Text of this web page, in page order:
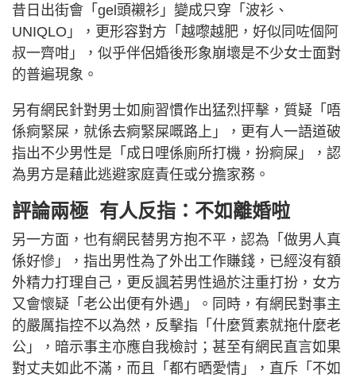
昔日出街會「gel頭襯衫」變成只穿「波衫、
UNIQLO」，更形容對方「越嚟越肥，好似同咗個阿
叔一齊咁」，似乎伴侶婚後形象崩壞是不少女士面對
的普遍現象。
另有網民針對男士如廁習慣作出猛烈抨擊，質疑「唔
係痾緊屎，就係去痾緊屎嘅路上」，更有人一語道破
指出不少男性是「成日哩係廁所打機，扮痾屎」，認
為男方是藉此逃避家庭責任或分擔家務。
評論兩極 有人反指：不如離婚啦
另一方面，也有網民替男方抱不平，認為「做男人真
係好慘」，指出男性為了外出工作賺錢，已經沒有額
外精力打理自己，更反諷若男性過於注重打扮，女方
又會懷疑「老公出便有外遇」。同時，有網民對事主
的嚴厲指控不以為然，反擊指「什麼質素就拖什麼老
公」，暗示事主亦應自我檢討；甚至有網民直言如果
對丈夫如此不滿，而且「都冇晒愛情」，直斥「不如